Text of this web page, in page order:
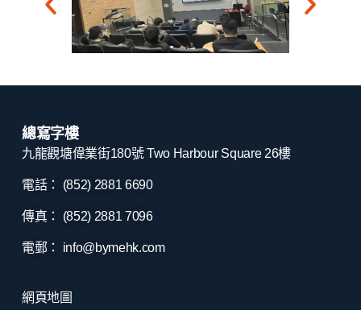
總寫字樓
九龍觀塘偉業街180號 Two Harbour Square 26樓
電話： (852) 2881 6690
傳真： (852) 2881 7096
電郵： info@bymehk.com
網頁地圖